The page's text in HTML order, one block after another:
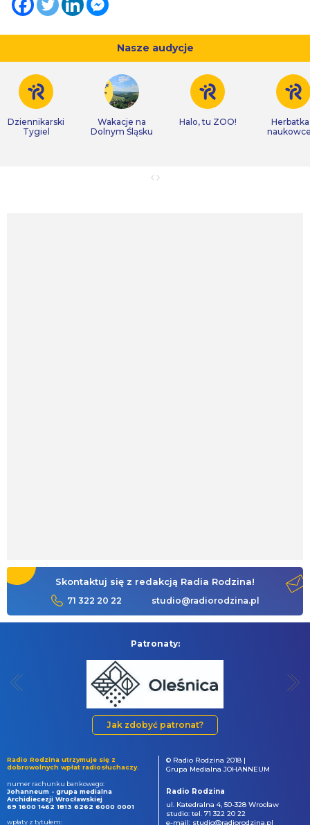
Nasze audycje
Dziennikarski
Tygiel
Wakacje na
Dolnym Śląsku
Halo, tu ZOO!
Skontaktuj się z redakcją Radia Rodzina!
71 322 20 22 studio@radiorodzina.pl
Patronaty:
Jak zdobyć patronat?
Radio Rodzina utrzymuje się z
dobrowolnych wpłat radiosłuchaczy.
numer rachunku bankowego:
Johanneum - grupa medialna
Archidiecezji Wrocławskiej
69 1600 1462 1813 6262 6000 0001
wpłaty z tytułem:
© Radio Rodzina 2018 |
Grupa Medialna JOHANNEUM
Radio Rodzina
ul. Katedralna 4, 50-328 Wrocław
studio: tel. 71 322 20 22
e-mail: studio@radiorodzina.pl